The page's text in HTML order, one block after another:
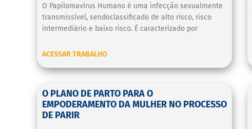
O Papilomavírus Humano é uma infecção sexualmente
transmissível, sendoclassificado de alto risco, risco
intermediário e baixo risco. É caracterizado por
ACESSAR TRABALHO
O PLANO DE PARTO PARA O
EMPODERAMENTO DA MULHER NO PROCESSO
DE PARIR